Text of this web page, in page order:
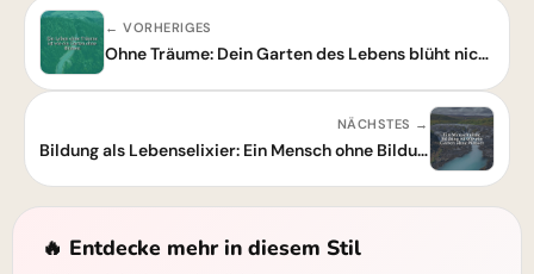
← VORHERIGES
Ohne Träume: Dein Garten des Lebens blüht nicht – Inspirierendes Zitat
NÄCHSTES →
Bildung als Lebenselixier: Ein Mensch ohne Bildung – eine Weisheit zum Nachdenken
🔥 Entdecke mehr in diesem Stil